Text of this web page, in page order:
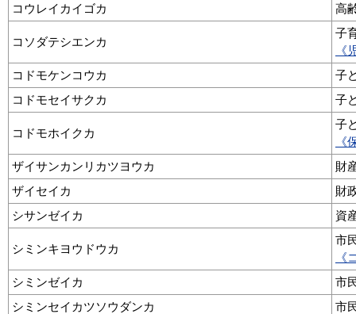
コウレイカイゴカ
高
コソダテシエンカ
子
《
コドモケンコウカ
子
コドモセイサクカ
子
コドモホイクカ
子
《
ザイサンカンリカツヨウカ
財
ザイセイカ
財
シサンゼイカ
資
シミンキヨウドウカ
市
《
シミンゼイカ
市
シミンセイカツソウダンカ
市